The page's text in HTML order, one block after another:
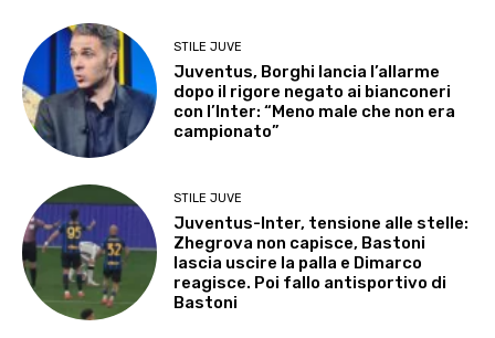
STILE JUVE
Juventus, Borghi lancia l’allarme
dopo il rigore negato ai bianconeri
con l’Inter: “Meno male che non era
campionato”
STILE JUVE
Juventus-Inter, tensione alle stelle:
Zhegrova non capisce, Bastoni
lascia uscire la palla e Dimarco
reagisce. Poi fallo antisportivo di
Bastoni